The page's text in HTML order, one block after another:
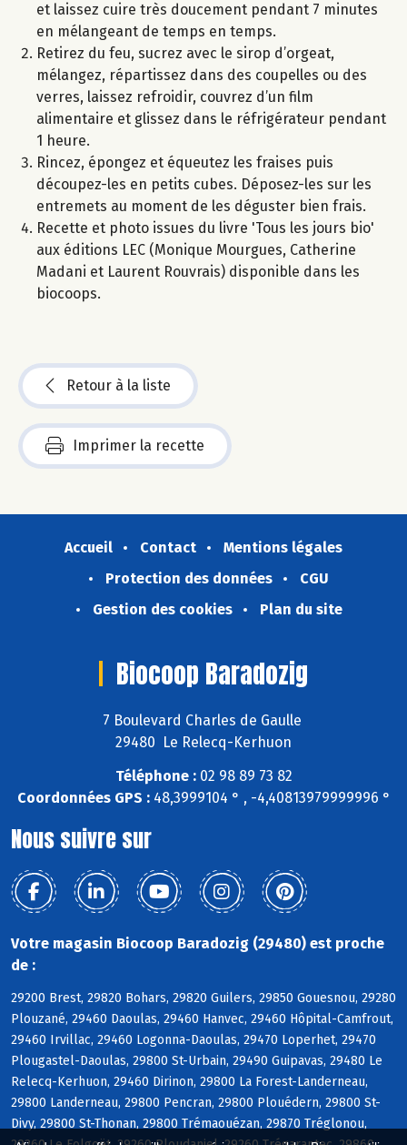
et laissez cuire très doucement pendant 7 minutes
en mélangeant de temps en temps.
Retirez du feu, sucrez avec le sirop d’orgeat,
mélangez, répartissez dans des coupelles ou des
verres, laissez refroidir, couvrez d’un film
alimentaire et glissez dans le réfrigérateur pendant
1 heure.
Rincez, épongez et équeutez les fraises puis
découpez-les en petits cubes. Déposez-les sur les
entremets au moment de les déguster bien frais.
Recette et photo issues du livre 'Tous les jours bio'
aux éditions LEC (Monique Mourgues, Catherine
Madani et Laurent Rouvrais) disponible dans les
biocoops.
Retour à la liste
Imprimer la recette
Accueil Contact
Mentions légales
Protection des données
CGU
Gestion des cookies
Plan du site
Biocoop Baradozig
7 Boulevard Charles de Gaulle
29480 Le Relecq-Kerhuon
Téléphone :02 98 89 73 82
Coordonnées GPS :48,3999104 ° , -4,40813979999996 °
Nous suivre sur
Votre magasin Biocoop Baradozig (29480) est proche
de :
29200 Brest, 29820 Bohars, 29820 Guilers, 29850 Gouesnou, 29280
Plouzané, 29460 Daoulas, 29460 Hanvec, 29460 Hôpital-Camfrout,
29460 Irvillac, 29460 Logonna-Daoulas, 29470 Loperhet, 29470
Plougastel-Daoulas, 29800 St-Urbain, 29490 Guipavas, 29480 Le
Relecq-Kerhuon, 29460 Dirinon, 29800 La Forest-Landerneau,
29800 Landerneau, 29800 Pencran, 29800 Plouédern, 29800 St-
Divy, 29800 St-Thonan, 29800 Trémaouézan, 29870 Tréglonou,